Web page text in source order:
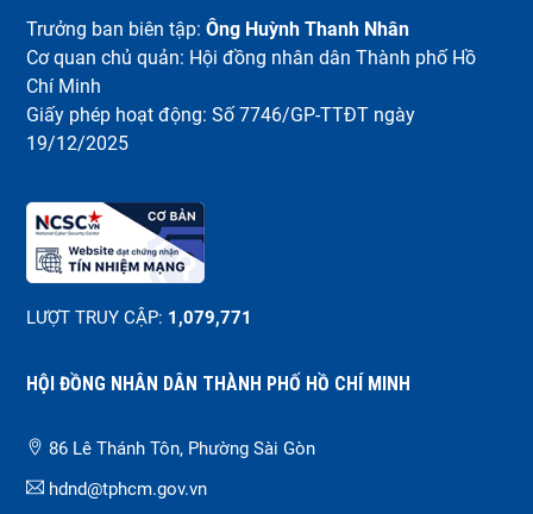
Trưởng ban biên tập: Ông Huỳnh Thanh Nhân
Cơ quan chủ quản: Hội đồng nhân dân Thành phố Hồ
Chí Minh
Giấy phép hoạt động: Số 7746/GP-TTĐT ngày
19/12/2025
LƯỢT TRUY CẬP: 1,079,771
HỘI ĐỒNG NHÂN DÂN THÀNH PHỐ HỒ CHÍ MINH
86 Lê Thánh Tôn, Phường Sài Gòn
hdnd@tphcm.gov.vn